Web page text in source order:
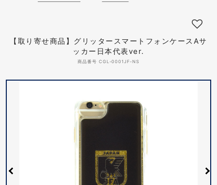
【取り寄せ商品】グリッタースマートフォンケースAサ
ッカー日本代表ver.
商品番号 CGL-0001JF-NS